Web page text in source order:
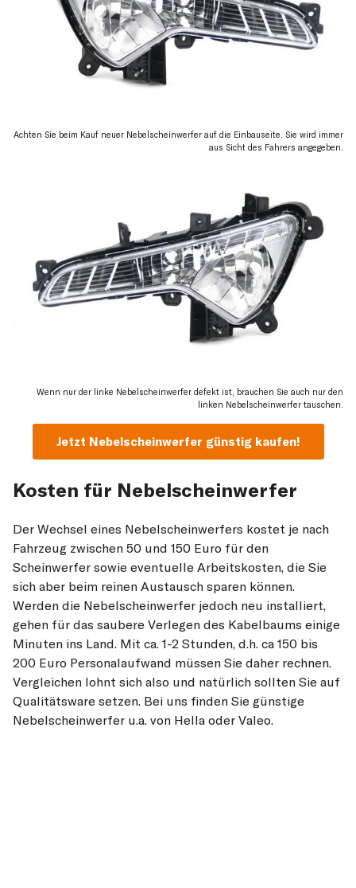
Achten Sie beim Kauf neuer Nebelscheinwerfer auf die Einbauseite. Sie wird immer
aus Sicht des Fahrers angegeben.
Wenn nur der linke Nebelscheinwerfer defekt ist, brauchen Sie auch nur den
linken Nebelscheinwerfer tauschen.
Jetzt Nebelscheinwerfer günstig kaufen!
Kosten für Nebelscheinwerfer
Der Wechsel eines Nebelscheinwerfers kostet je nach
Fahrzeug zwischen 50 und 150 Euro für den
Scheinwerfer sowie eventuelle Arbeitskosten, die Sie
sich aber beim reinen Austausch sparen können.
Werden die Nebelscheinwerfer jedoch neu installiert,
gehen für das saubere Verlegen des Kabelbaums einige
Minuten ins Land. Mit ca. 1-2 Stunden, d.h. ca 150 bis
200 Euro Personalaufwand müssen Sie daher rechnen.
Vergleichen lohnt sich also und natürlich sollten Sie auf
Qualitätsware setzen. Bei uns finden Sie günstige
Nebelscheinwerfer u.a. von Hella oder Valeo.